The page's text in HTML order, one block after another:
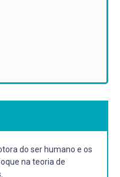
do ser humano e os
na teoria de